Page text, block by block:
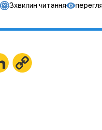
3хвилин читання
LinkedIn